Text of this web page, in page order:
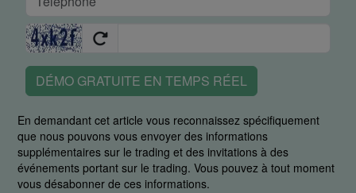
DÉMO GRATUITE EN TEMPS RÉEL
En demandant cet article vous reconnaissez spécifiquement
que nous pouvons vous envoyer des informations
supplémentaires sur le trading et des invitations à des
événements portant sur le trading. Vous pouvez à tout moment
vous désabonner de ces informations.